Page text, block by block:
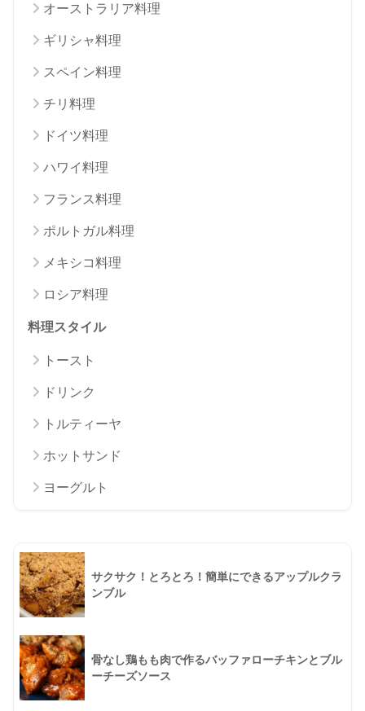
オーストラリア料理
ギリシャ料理
スペイン料理
チリ料理
ドイツ料理
ハワイ料理
フランス料理
ポルトガル料理
メキシコ料理
ロシア料理
料理スタイル
トースト
ドリンク
トルティーヤ
ホットサンド
ヨーグルト
サクサク！とろとろ！簡単にできるアップルクラ
ンブル
骨なし鶏もも肉で作るバッファローチキンとブル
ーチーズソース